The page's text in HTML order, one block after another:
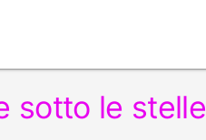
sotto le stelle